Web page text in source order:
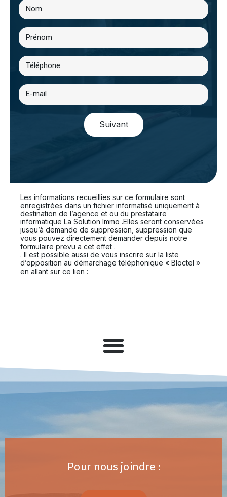
Suivant
Les informations recueillies sur ce formulaire sont
enregistrées dans un fichier informatisé uniquement à
destination de l’agence et ou du prestataire
informatique La Solution Immo .Elles seront conservées
jusqu’à demande de suppression, suppression que
vous pouvez directement demander depuis notre
formulaire prevu a cet effet .
. Il est possible aussi de vous inscrire sur la liste
d’opposition au démarchage téléphonique « Bloctel »
en allant sur ce lien :
Pour nous joindre :